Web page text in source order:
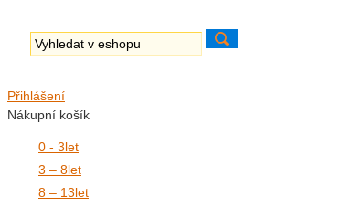
Přihlášení
Nákupní košík
0 - 3let
3 – 8let
8 – 13let